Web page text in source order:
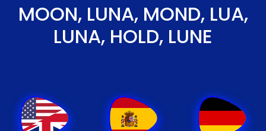
MOON, LUNA, MOND, LUA,
LUNA, HOLD, LUNE